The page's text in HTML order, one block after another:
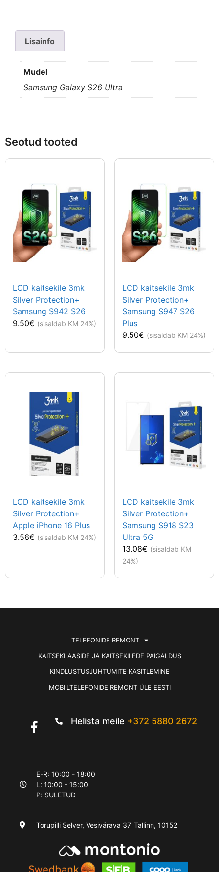
Lisainfo
Mudel
Samsung Galaxy S26 Ultra
Seotud tooted
LCD kaitsekile 3mk
Silver Protection+
Samsung S942 S26
9.50€ (sisaldab KM 24%)
LCD kaitsekile 3mk
Silver Protection+
Samsung S947 S26
Plus
9.50€ (sisaldab KM 24%)
LCD kaitsekile 3mk
Silver Protection+
Apple iPhone 16 Plus
3.56€ (sisaldab KM 24%)
LCD kaitsekile 3mk
Silver Protection+
Samsung S918 S23
Ultra 5G
13.08€ (sisaldab KM
24%)
TELEFONIDE REMONT
KAITSEKLAASIDE JA KAITSEKILEDE PAIGALDUS
KINDLUSTUSJUHTUMITE KÄSITLEMINE
MOBIILTELEFONIDE REMONT ÜLE EESTI
Helista meile +372 5880 2672
E-R: 10:00 - 18:00
L: 10:00 - 15:00
P: SULETUD
Torupilli Selver, Vesivärava 37, Tallinn, 10152